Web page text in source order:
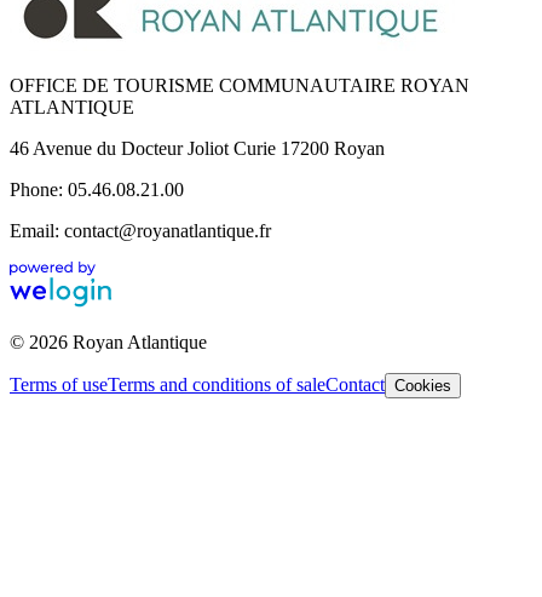
OFFICE DE TOURISME COMMUNAUTAIRE ROYAN
ATLANTIQUE
46 Avenue du Docteur Joliot Curie 17200 Royan
Phone: 05.46.08.21.00
Email: contact@royanatlantique.fr
© 2026 Royan Atlantique
Terms of useTerms and conditions of saleContact Cookies